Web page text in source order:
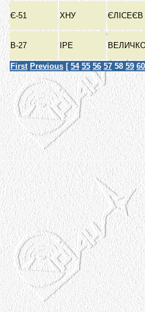
Є-51 ХНУ
В-27 ІРЕ
First Previous [ 54 55 56 57 58 59 60